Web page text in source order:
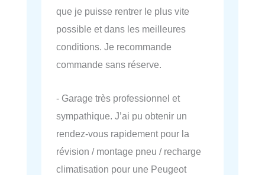
que je puisse rentrer le plus vite
possible et dans les meilleures
conditions. Je recommande
commande sans réserve.
- Garage très professionnel et
sympathique. J’ai pu obtenir un
rendez-vous rapidement pour la
révision / montage pneu / recharge
climatisation pour une Peugeot